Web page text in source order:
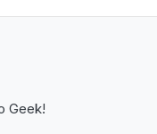
Geek!